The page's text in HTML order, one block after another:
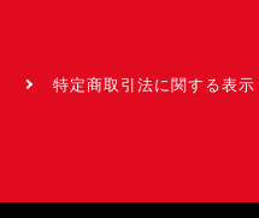
特定商取引法に関する表示